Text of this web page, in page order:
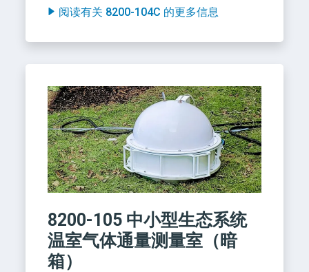
阅读有关 8200-104C 的更多信息
8200-105 中小型生态系统
温室气体通量测量室（暗
箱）